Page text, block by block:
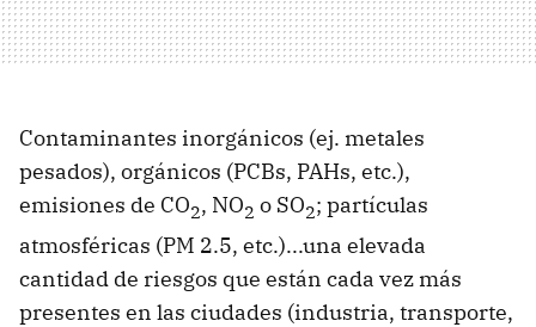
Contaminantes inorgánicos (ej. metales
pesados), orgánicos (PCBs, PAHs, etc.),
emisiones de CO2, NO2 o SO2; partículas
atmosféricas (PM 2.5, etc.)...una elevada
cantidad de riesgos que están cada vez más
presentes en las ciudades (industria, transporte,